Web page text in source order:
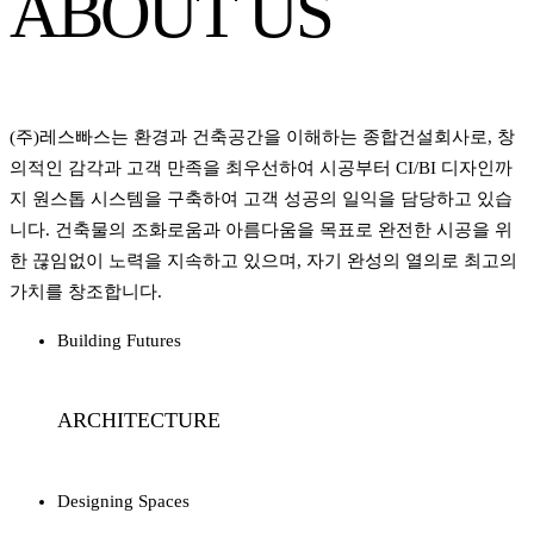
(주)레스빠스는 환경과 건축공간을 이해하는 종합건설회사로, 창
의적인 감각과 고객 만족을 최우선하여 시공부터 CI/BI 디자인까
지 원스톱 시스템을 구축하여 고객 성공의 일익을 담당하고 있습
니다. 건축물의 조화로움과 아름다움을 목표로 완전한 시공을 위
한 끊임없이 노력을 지속하고 있으며, 자기 완성의 열의로 최고의
가치를 창조합니다.
Building Futures
ARCHITECTURE
Designing Spaces